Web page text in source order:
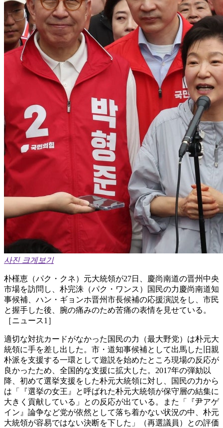
사진 크게보기
朴槿恵（パク・クネ）元大統領が27日、慶尚南道の晋州中央
市場を訪問し、朴完洙（パク・ワンス）国民の力慶尚南道知
事候補、ハン・ギョンホ晋州市長候補の応援演説をし、市民
と握手した後、腕の痛みのため苦痛の表情を見せている。
［ニュース1］
適切な対抗カードがなかった国民の力（最大野党）は朴元大
統領に手を差し出した。市・道知事候補として出馬した旧親
朴派を支援する一環として遊説を始めたところ現場の反応が
良かったため、全国的な支援に拡大した。2017年の弾劾以
降、初めて選挙支援をした朴元大統領に対し、国民の力から
は「『選挙の女王』と呼ばれた朴元大統領が保守層の結集に
大きく貢献している」との反応が出ている。また「『尹アゲ
イン』論争など党が依然として落ち着かない状況の中、朴元
大統領が容易ではない決断を下した」（再選議員）との評価